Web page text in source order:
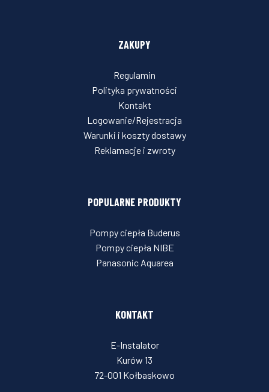
ZAKUPY
Regulamin
Polityka prywatności
Kontakt
Logowanie/Rejestracja
Warunki i koszty dostawy
Reklamacje i zwroty
POPULARNE PRODUKTY
Pompy ciepła Buderus
Pompy ciepła NIBE
Panasonic Aquarea
KONTAKT
E-Instalator
Kurów 13
72-001 Kołbaskowo